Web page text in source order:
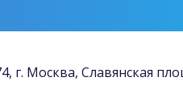
г. Москва, Славянская